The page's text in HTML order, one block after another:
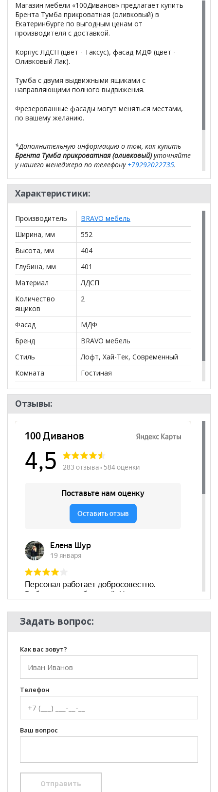
Магазин мебели «100Диванов» предлагает купить
Брента Тумба прикроватная (оливковый) в
Екатеринбурге по выгодным ценам от
производителя с доставкой.
Корпус ЛДСП (цвет - Таксус), фасад МДФ (цвет -
Оливковый Лак).
Тумба с двумя выдвижными ящиками с
направляющими полного выдвижения.
Фрезерованные фасады могут меняться местами,
по вашему желанию.
*Дополнительную информацию о том, как купить
Брента Тумба прикроватная (оливковый) уточняйте
у нашего менеджера по телефону +79292022735.
**Цены на официальном сайте100диванов.com
действительны только для интернет-магазина
могут отличаться от цен в розничных магазинах-
Характеристики:
Производитель
BRAVO мебель
Ширина, мм
552
Высота, мм
404
Глубина, мм
401
Материал
ЛДСП
Количество
ящиков
2
Фасад
МДФ
Бренд
BRAVO мебель
Стиль
Лофт, Хай-Тек, Современный
Комната
Гостиная
Пол
Отзывы:
Задать вопрос:
Как вас зовут?
Телефон
Ваш вопрос
Отправить